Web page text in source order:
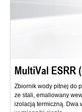
MultiVal ESRR
Zbiornik wody pitnej do
ze stali, emaliowany
izolacją termiczną. Dwa